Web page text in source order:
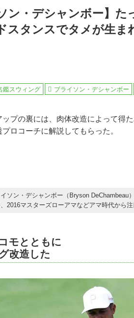
ン・デシャンボー】
スタンスでタメが生ま
鑑スウィング ブライソン・デシャンボー
ップの裏には、肉体改造によって得
ロコーチに解説してもらった。
ソン・デシャンボー（Bryson DeChambeau
2016マスターズローアマなどアマ時代から注
モとともに
改造した